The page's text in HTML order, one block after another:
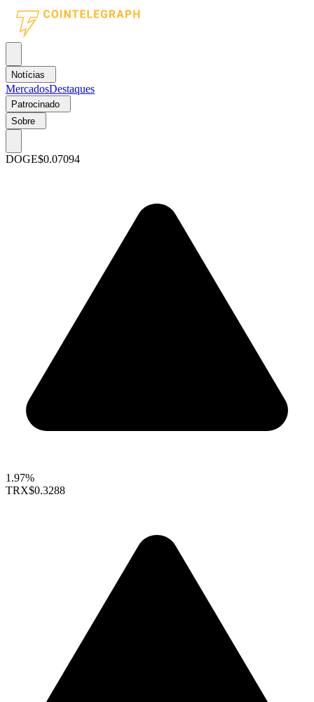
Notícias
MercadosDestaques
Patrocinado
Sobre
DOGE$0.07094
1.97%
TRX$0.3288